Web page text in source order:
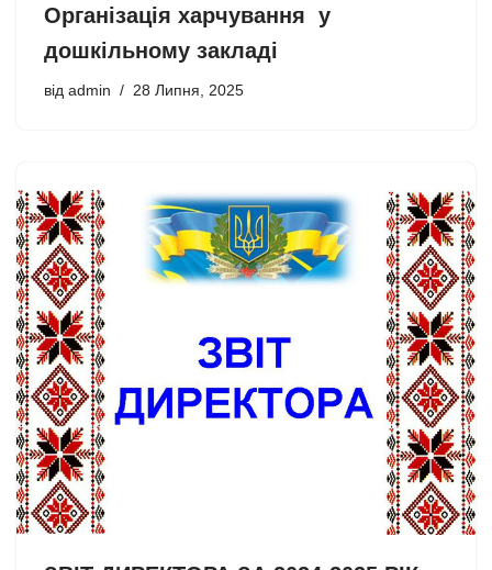
Організація харчування у
дошкільному закладі
від admin 28 Липня, 2025